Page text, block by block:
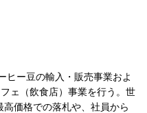
ヒー豆の輸入・販売事業およ
ェ（飲食店）事業を行う。世
価格での落札や、社員から